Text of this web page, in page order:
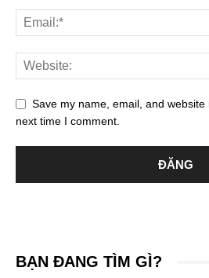
Save my name, email, and
next time I comment.
BẠN ĐANG TÌM GÌ?